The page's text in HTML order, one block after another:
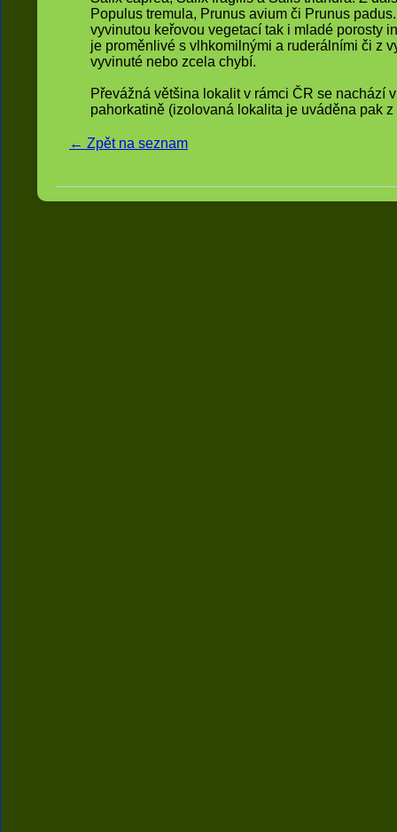
Populus tremula, Prunus avium či Prunus
vyvinutou keřovou vegetací tak i mladé porosty
je proměnlivé s vlhkomilnými a ruderálními či z
vyvinuté nebo zcela chybí.
Převážná většina lokalit v rámci ČR se nachází
pahorkatině (izolovaná lokalita je uváděna pak
← Zpět na seznam